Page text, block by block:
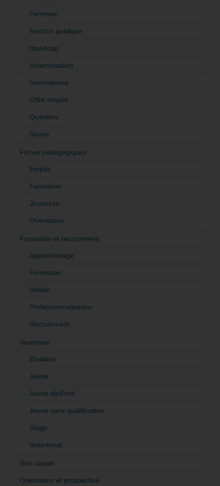
Femmes
fonction publique
Handicap
Indemnisation
International
Offre emploi
Quartiers
Sénior
Fiches pédagogiques
Emploi
Formation
Jeunesse
Orientation
Formation et recrutement
Apprentissage
Formation
Initiale
Professionnalisation
Recrutement
Jeunesse
Etudiant
Jeune
Jeune diplômé
Jeune sans qualification
Stage
Volontariat
Non classé
Orientation et prospective